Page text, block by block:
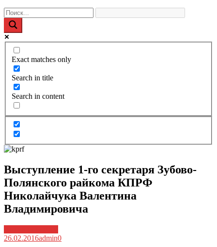
Exact matches only
Search in title
Search in content
Выступление 1-го секретаря Зубово-
Полянского райкома КПРФ
Николайчука Валентина
Владимировича
26.02.2016admin0